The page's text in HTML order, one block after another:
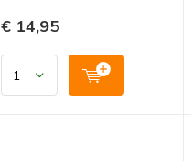
€ 14,95